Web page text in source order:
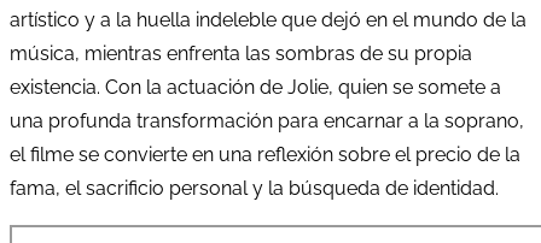
artístico y a la huella indeleble que dejó en el mundo de la
música, mientras enfrenta las sombras de su propia
existencia. Con la actuación de Jolie, quien se somete a
una profunda transformación para encarnar a la soprano,
el filme se convierte en una reflexión sobre el precio de la
fama, el sacrificio personal y la búsqueda de identidad.